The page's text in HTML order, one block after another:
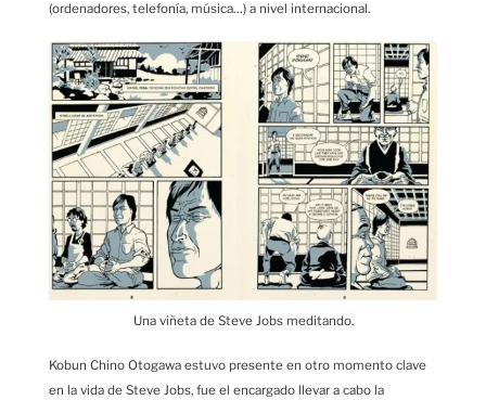
(ordenadores, telefonía, música…) a nivel internacional.
Una viñeta de Steve Jobs meditando.
Kobun Chino Otogawa estuvo presente en otro momento clave
en la vida de Steve Jobs, fue el encargado llevar a cabo la